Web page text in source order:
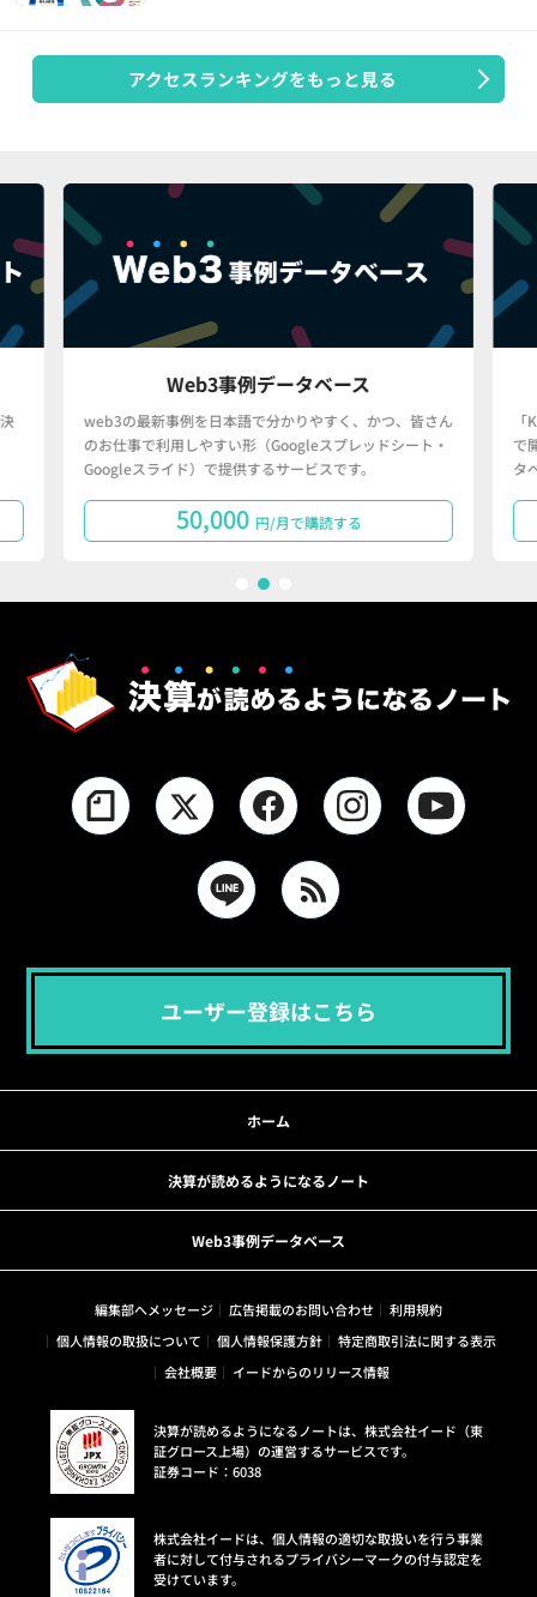
アクセスランキングをもっと見る
Web3事例データベース
web3の最新事例を日本語で分かりやすく、かつ、皆さん
のお仕事で利用しやすい形（Googleスプレッドシート・
Googleスライド）で提供するサービスです。
50,000 円/月で購読する
で
タ
ユーザー登録はこちら
ホーム
決算が読めるようになるノート
Web3事例データベース
編集部へメッセージ 広告掲載のお問い合わせ
利用規約
個人情報の取扱について
個人情報保護方針
特定商取引法に関する表示
会社概要
イードからのリリース情報
決算が読めるようになるノートは、株式会社イード（東
証グロース上場）の運営するサービスです。
証券コード：6038
株式会社イードは、個人情報の適切な取扱いを行う事業
者に対して付与されるプライバシーマークの付与認定を
受けています。